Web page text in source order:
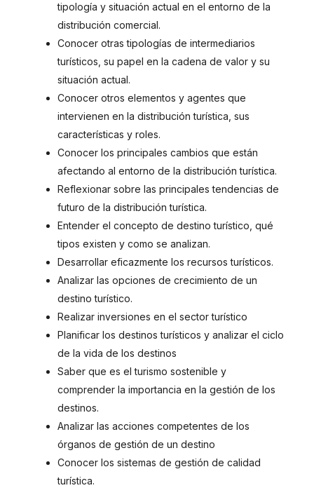
tipología y situación actual en el entorno de la
distribución comercial.
Conocer otras tipologías de intermediarios
turísticos, su papel en la cadena de valor y su
situación actual.
Conocer otros elementos y agentes que
intervienen en la distribución turística, sus
características y roles.
Conocer los principales cambios que están
afectando al entorno de la distribución turística.
Reflexionar sobre las principales tendencias de
futuro de la distribución turística.
Entender el concepto de destino turístico, qué
tipos existen y como se analizan.
Desarrollar eficazmente los recursos turísticos.
Analizar las opciones de crecimiento de un
destino turístico.
Realizar inversiones en el sector turístico
Planificar los destinos turísticos y analizar el ciclo
de la vida de los destinos
Saber que es el turismo sostenible y
comprender la importancia en la gestión de los
destinos.
Analizar las acciones competentes de los
órganos de gestión de un destino
Conocer los sistemas de gestión de calidad
turística.